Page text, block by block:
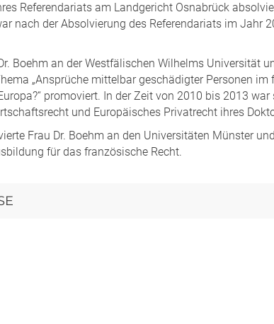
Referendariats am Landgericht Osnabrück
nach der Absolvierung des Referendariats im Jahr
Boehm an der Westfälischen Wilhelms Universität
„Ansprüche mittelbar geschädigter Personen
promoviert. In der Zeit von 2010 bis 2013
und Europäisches Privatrecht ihres
Frau Dr. Boehm an den Universitäten Münster
für das französische Recht.